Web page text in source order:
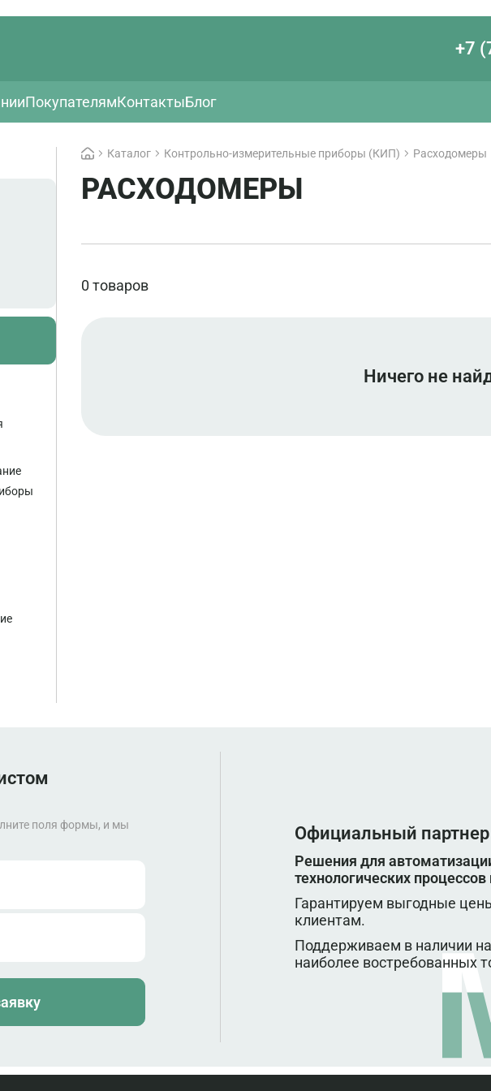
+7
ПокупателямКонтактыБлог
системы
Каталог Контрольно-измерительные приборы (КИП) Расходомеры
РАСХОДОМЕРЫ
0 товаров
Ничего не
поля формы, и мы
Официальный
Решения для
технологических
Гарантируем выгодные
клиентам.
Поддерживаем в наличии
наиболее востребованных